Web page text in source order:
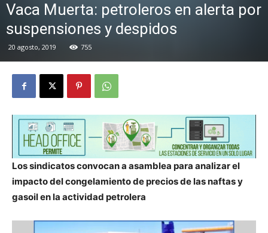
Vaca Muerta: petroleros en alerta por
suspensiones y despidos
20 agosto, 2019 755
Los sindicatos convocan a asamblea para analizar el
impacto del congelamiento de precios de las naftas y
gasoil en la actividad petrolera